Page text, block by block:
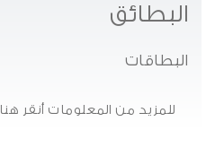
البطائق
البطاقات
للمزيد من المعلومات أنقر هنا